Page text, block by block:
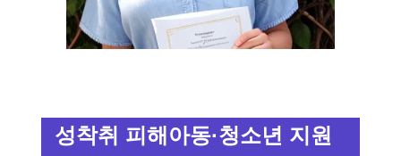
성착취 피해아동·청소년 지원